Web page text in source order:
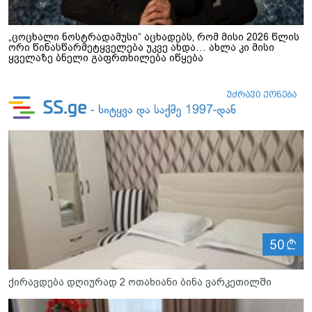
„ცოცხალი ნოსტრადამუსი“ აცხადებს, რომ მისი 2026 წლის
ორი წინასწარმეტყველება უკვე ახდა… ახლა კი მისი
ყველაზე ბნელი გაფრთხილება იწყება
50
ქირავდება დღიურად 2 ოთახიანი ბინა ვარკეთილში